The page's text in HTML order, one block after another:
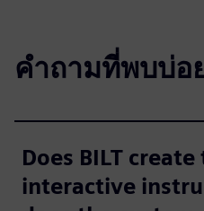
คำถามที่พบบ่อ
Does BILT create
interactive